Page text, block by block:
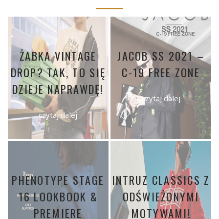
ŻABKA VINTAGE
DROP? TAK, TO SIĘ
DZIEJE NAPRAWDĘ!
czytaj dalej
JACOB SS 2021 –
C-19 FREE ZONE
czytaj dalej
PHENOTYPE STAGE
16 LOOKBOOK &
PREMIERE
INTRUZ CLASSICS Z
ODŚWIEŻONYMI
MOTYWAMI!